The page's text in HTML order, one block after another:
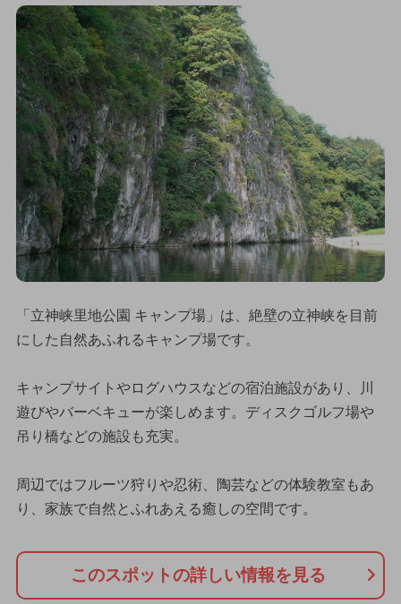
「立神峡里地公園 キャンプ場」は、絶壁の立神峡を目前
にした自然あふれるキャンプ場です。
キャンプサイトやログハウスなどの宿泊施設があり、川
遊びやバーベキューが楽しめます。ディスクゴルフ場や
吊り橋などの施設も充実。
周辺ではフルーツ狩りや忍術、陶芸などの体験教室もあ
り、家族で自然とふれあえる癒しの空間です。
このスポットの詳しい情報を見る